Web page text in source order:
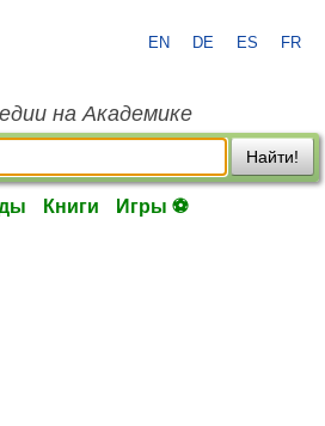
EN DE ES FR
на Академике
Найти!
Книги Игры ⚽